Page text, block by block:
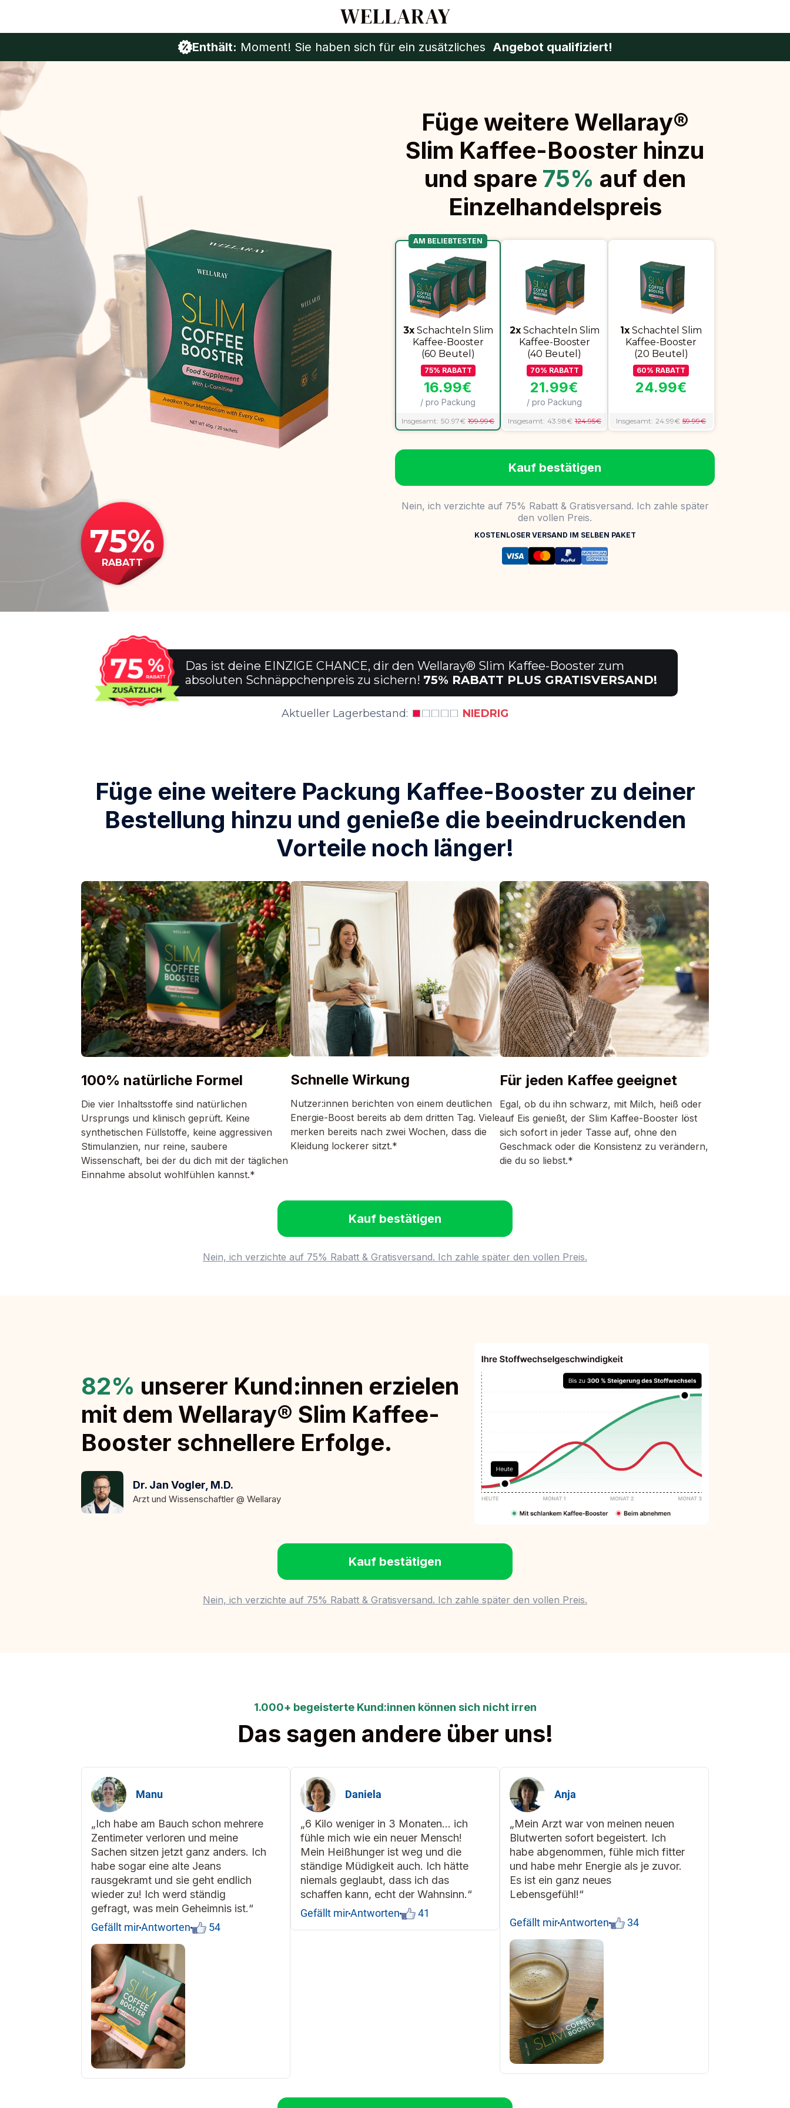
Enthält: Moment! Sie haben sich für ein zusätzliches Angebot qualifiziert!
75%
RABATT
Füge weitere Wellaray®
Slim Kaffee-Booster hinzu
und spare 75% auf den
Einzelhandelspreis
AM BELIEBTESTEN
3x Schachteln Slim
Kaffee-Booster
(60 Beutel)
75% RABATT
16.99€
/ pro Packung
Insgesamt: 50.97€ 199.99€
2x Schachteln Slim
Kaffee-Booster
(40 Beutel)
70% RABATT
21.99€
/ pro Packung
Insgesamt: 43.98€ 124.95€
1x Schachtel Slim
Kaffee-Booster
(20 Beutel)
60% RABATT
24.99€
Insgesamt: 24.99€ 59.99€
Kauf bestätigen
Nein, ich verzichte auf 75% Rabatt & Gratisversand. Ich zahle später
den vollen Preis.
KOSTENLOSER VERSAND IM SELBEN PAKET
Das ist deine EINZIGE CHANCE, dir den Wellaray® Slim Kaffee-Booster zum
absoluten Schnäppchenpreis zu sichern! 75% RABATT PLUS GRATISVERSAND!
Aktueller Lagerbestand: NIEDRIG
Füge eine weitere Packung Kaffee-Booster zu deiner
Bestellung hinzu und genieße die beeindruckenden
Vorteile noch länger!
100% natürliche Formel
Die vier Inhaltsstoffe sind natürlichen
Ursprungs und klinisch geprüft. Keine
synthetischen Füllstoffe, keine aggressiven
Stimulanzien, nur reine, saubere
Wissenschaft, bei der du dich mit der täglichen
Einnahme absolut wohlfühlen kannst.*
Schnelle Wirkung
Nutzer:innen berichten von einem deutlichen
Energie-Boost bereits ab dem dritten Tag. Viele
merken bereits nach zwei Wochen, dass die
Kleidung lockerer sitzt.*
Für jeden Kaffee geeignet
Egal, ob du ihn schwarz, mit Milch, heiß oder
auf Eis genießt, der Slim Kaffee-Booster löst
sich sofort in jeder Tasse auf, ohne den
Geschmack oder die Konsistenz zu verändern,
die du so liebst.*
Kauf bestätigen
Nein, ich verzichte auf 75% Rabatt & Gratisversand. Ich zahle später den vollen Preis.
82% unserer Kund:innen erzielen
mit dem Wellaray® Slim Kaffee-
Booster schnellere Erfolge.
Dr. Jan Vogler, M.D.
Arzt und Wissenschaftler @ Wellaray
Kauf bestätigen
Nein, ich verzichte auf 75% Rabatt & Gratisversand. Ich zahle später den vollen Preis.
1.000+ begeisterte Kund:innen können sich nicht irren
Das sagen andere über uns!
Manu
„Ich habe am Bauch schon mehrere
Zentimeter verloren und meine
Sachen sitzen jetzt ganz anders. Ich
habe sogar eine alte Jeans
rausgekramt und sie geht endlich
wieder zu! Ich werd ständig
gefragt, was mein Geheimnis ist.“
Gefällt mirAntworten 54
Daniela
„6 Kilo weniger in 3 Monaten... ich
fühle mich wie ein neuer Mensch!
Mein Heißhunger ist weg und die
ständige Müdigkeit auch. Ich hätte
niemals geglaubt, dass ich das
schaffen kann, echt der Wahnsinn.“
Gefällt mirAntworten 41
Anja
„Mein Arzt war von meinen neuen
Blutwerten sofort begeistert. Ich
habe abgenommen, fühle mich fitter
und habe mehr Energie als je zuvor.
Es ist ein ganz neues
Lebensgefühl!“
Gefällt mirAntworten 34